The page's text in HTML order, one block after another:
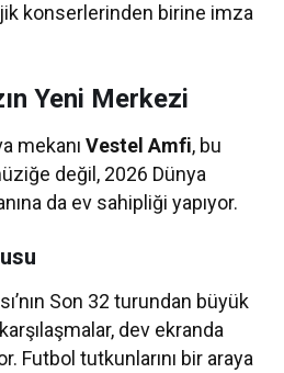
konserlerinden birine imza
Yeni Merkezi
mekanıVestel Amfi, bu
değil, 2026 Dünya
da ev sahipliği yapıyor.
Son 32 turundan büyük
dev ekranda
Futbol tutkunlarını bir araya